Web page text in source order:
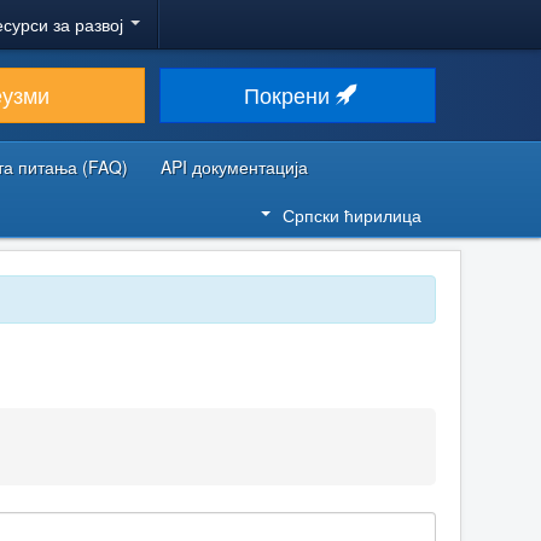
за развој
Покрени
питања (FAQ)
API документација
Српски ћирилица